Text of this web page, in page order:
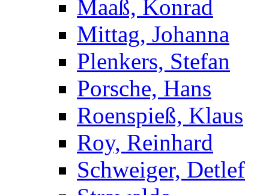
Maaß, Konrad
Mittag, Johanna
Plenkers, Stefan
Porsche, Hans
Roenspieß, Klaus
Roy, Reinhard
Schweiger, Detlef